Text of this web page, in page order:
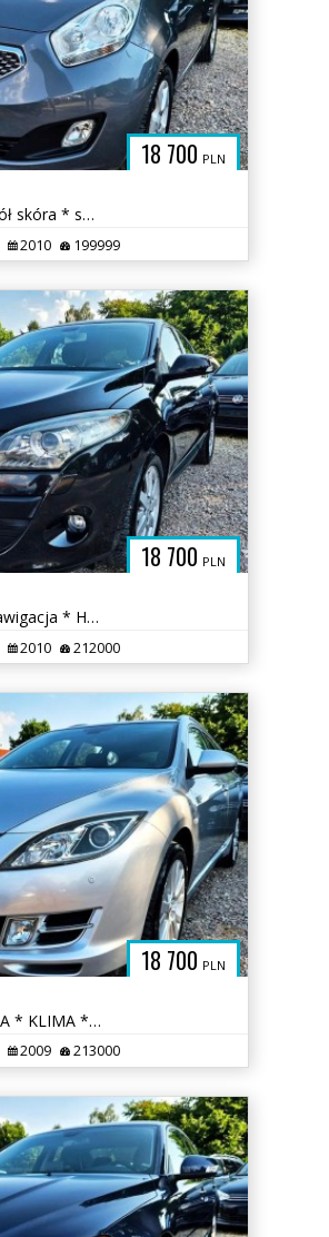
18 700 PLN
BENZYNA * KLIMA * pół skóra * super * okazja * POLECAMY
2010 199999
18 700 PLN
BENZYNA * xenon * nawigacja * HANDS FREE * super * OKAZJA * 5 drzwi
2010 212000
18 700 PLN
BENZYNA * NAWIGACJA * KLIMA * super * okazja * polecamy
2009 213000